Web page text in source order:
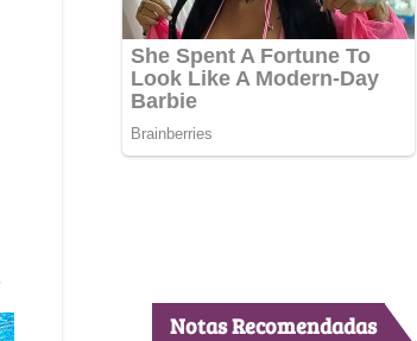
Notas Recomendadas